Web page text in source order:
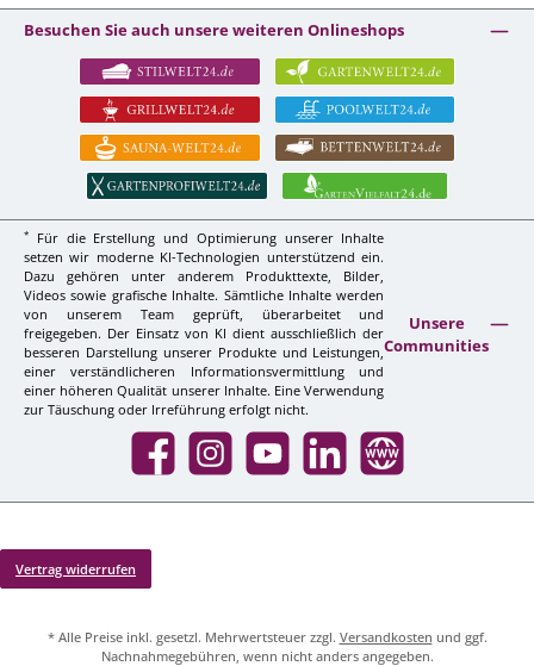
Besuchen Sie auch unsere weiteren Onlineshops
*
Für die Erstellung und Optimierung unserer Inhalte
setzen wir moderne KI-Technologien unterstützend ein.
Dazu gehören unter anderem Produkttexte, Bilder,
Videos sowie grafische Inhalte. Sämtliche Inhalte werden
von unserem Team geprüft, überarbeitet und
freigegeben. Der Einsatz von KI dient ausschließlich der
besseren Darstellung unserer Produkte und Leistungen,
einer verständlicheren Informationsvermittlung und
einer höheren Qualität unserer Inhalte. Eine Verwendung
zur Täuschung oder Irreführung erfolgt nicht.
Unsere
Communities
Facebook InstagramYouTube LinkedIn Website
Vertrag widerrufen
* Alle Preise inkl. gesetzl. Mehrwertsteuer zzgl. Versandkosten und ggf.
Nachnahmegebühren, wenn nicht anders angegeben.